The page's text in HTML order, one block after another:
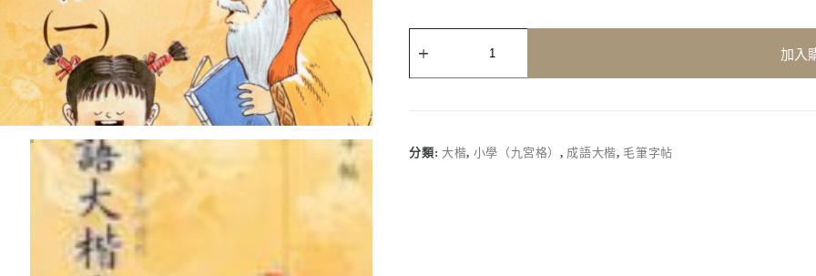
語
大
冊)
加入
分類: 大楷, 小學（九宮格）, 成語大楷, 毛筆字帖